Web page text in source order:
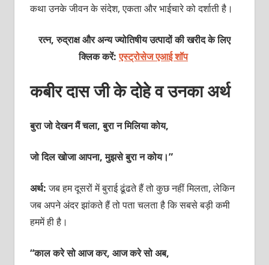
कथा उनके जीवन के संदेश, एकता और भाईचारे को दर्शाती है।
रत्न, रुद्राक्ष और अन्य ज्योतिषीय उत्पादों की खरीद के लिए
क्लिक करें:एस्ट्रोसेज एआई शॉप
कबीर दास जी के दोहे व उनका अर्थ
बुरा जो देखन मैं चला, बुरा न मिलिया कोय,
जो दिल खोजा आपना, मुझसे बुरा न कोय।”
अर्थ:जब हम दूसरों में बुराई ढूंढते हैं तो कुछ नहीं मिलता, लेकिन
जब अपने अंदर झांकते हैं तो पता चलता है कि सबसे बड़ी कमी
हममें ही है।
“काल करे सो आज कर, आज करे सो अब,